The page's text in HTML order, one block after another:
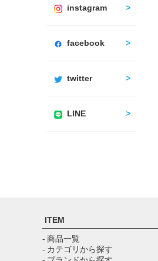
instagram
facebook
twitter
LINE
ITEM
- 商品一覧
- カテゴリから探す